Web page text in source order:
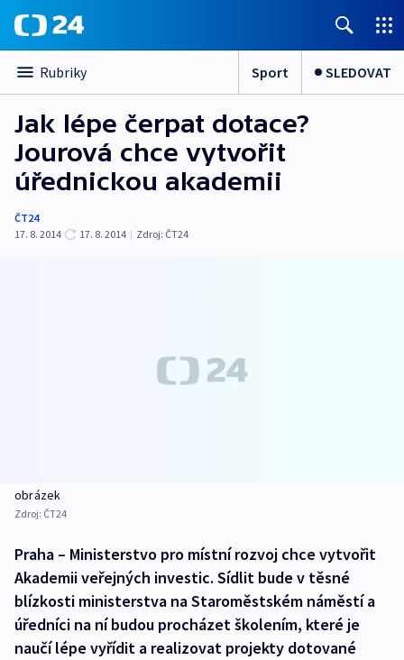
Rubriky Sport SLEDOVAT
Jak lépe čerpat dotace?
Jourová chce vytvořit
úřednickou akademii
ČT24
17. 8. 2014
17. 8. 2014 | Zdroj: ČT24
obrázek
Zdroj: ČT24
Praha – Ministerstvo pro místní rozvoj chce vytvořit
Akademii veřejných investic. Sídlit bude v těsné
blízkosti ministerstva na Staroměstském náměstí a
úředníci na ní budou procházet školením, které je
naučí lépe vyřídit a realizovat projekty dotované